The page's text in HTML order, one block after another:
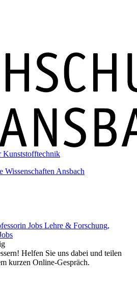
Kunststofftechnik
Wissenschaften Ansbach
Jobs Lehre & Forschung,
Helfen Sie uns dabei und teilen
kurzen Online-Gespräch.